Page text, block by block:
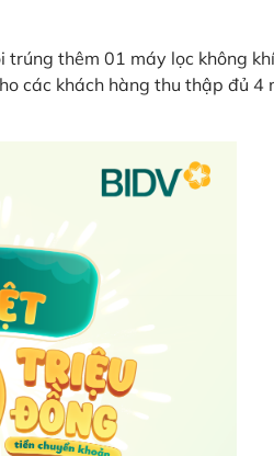
trúng thêm 01 máy lọc không
các khách hàng thu thập đủ 4